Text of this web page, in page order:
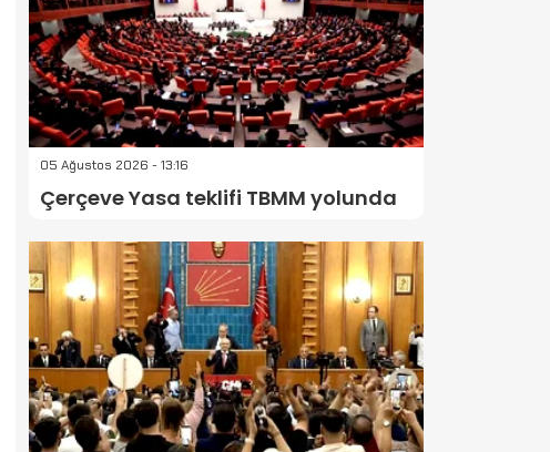
05 Ağustos 2026 - 13:16
Çerçeve Yasa teklifi TBMM yolunda